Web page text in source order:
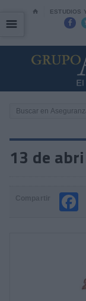
⌂ ESTUDIOS

☰
☰
13 de